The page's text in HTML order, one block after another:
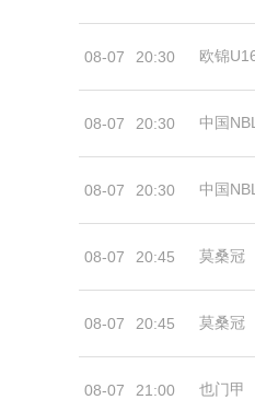
08-07 20:30 欧锦
08-07 20:30 中国
08-07 20:30 中国
08-07 20:45 莫桑冠
08-07 20:45 莫桑冠
08-07 21:00 也门甲